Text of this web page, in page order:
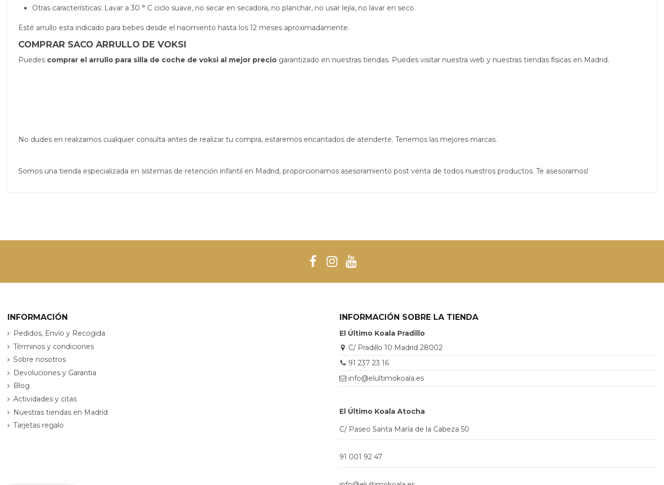
Otras características: Lavar a 30 ° C ciclo suave, no secar en secadora, no planchar, no usar lejía, no lavar en seco
Esté arrullo esta indicado para bebes desde el nacimiento hasta los 12 meses aproximadamente.
COMPRAR SACO ARRULLO DE VOKSI
Puedes comprar el arrullo para silla de coche de voksi al mejor precio garantizado en nuestras tiendas. Puedes visitar nuestra web y nuestras tiendas físicas en Madrid.
No dudes en realizarnos cualquier consulta antes de realizar tu compra, estaremos encantados de atenderte. Tenemos las mejores marcas.
Somos una tienda especializada en sistemas de retención infantil en Madrid, proporcionamos asesoramiento post venta de todos nuestros productos. Te asesoramos!
INFORMACIÓN
Pedidos, Envío y Recogida
Términos y condiciones
Sobre nosotros
Devoluciones y Garantia
Blog
Actividades y citas
Nuestras tiendas en Madrid
Tarjetas regalo
INFORMACIÓN SOBRE LA TIENDA
El Último Koala Pradillo
C/ Pradillo 10 Madrid 28002
91 237 23 16
info@elultimokoala.es
El Último Koala Atocha
C/ Paseo Santa María de la Cabeza 50
91 001 92 47